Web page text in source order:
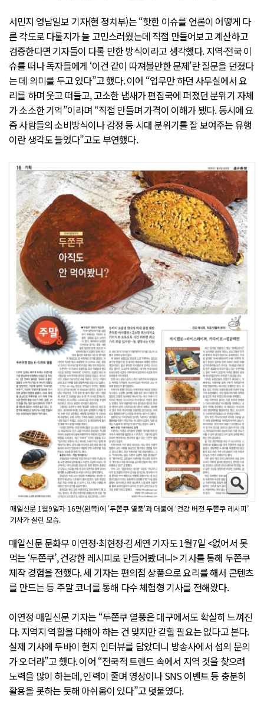
서민지 영남일보 기자(현 정치부)는 “핫한 이슈를 언론이 어떻게 다
른 각도로 다룰지가 늘 고민스러웠는데 직접 만들어보고 계산하고
검증한다면 기자들이 다룰 만한 방식이라고 생각했다. 지역·전국 이
슈를 떠나 독자들에게 ‘이건 같이 따져볼만한 문제’란 질문을 던졌다
는 데 의미를 두고 있다”고 했다. 이어 “업무만 하던 사무실에서 요
리를 하며 웃고 떠들고, 고소한 냄새가 편집국에 퍼졌던 분위기 자체
가 소소한 기억”이라며 “직접 만들며 가격이 이해가 됐다. 동시에 요
즘 사람들의 소비방식이나 감정 등 시대 분위기를 잘 보여주는 유행
이란 생각도 들었다”고도 부연했다.
매일신문 1월9일자 16면(왼쪽)에 '두쫀쿠 열풍'과 더불어 ‘건강 버전 두쫀쿠 레시피’
기사가 실린 모습.
매일신문 문화부 이연정·최현정·김세연 기자도 1월7일 <없어서 못
먹는 ‘두쫀쿠’, 건강한 레시피로 만들어봤더니> 기사를 통해 두쫀쿠
제작 경험을 전했다. 세 기자는 편의점 상품으로 요리를 해서 콘텐츠
를 만드는 등 주말 코너를 통해 다수 체험형 기사를 전해왔다.
이연정 매일신문 기자는 “두쫀쿠 열풍은 대구에서도 확실히 느껴진
다. 지역지 역할을 다해야 하는 건 맞지만 갇힐 필요는 없다고 본다.
실제 기사에 두바이 현지 인터뷰를 담았더니 방송사에서 섭외 문의
가 오더라”고 했다. 이어 “전국적 트렌드 속에서 지역 것을 찾으려
노력을 많이 하는데, 인력이 줄며 영상이나 SNS 이벤트 등 충분히
활용을 못하는 듯해 아쉬움이 있다”고 덧붙였다.